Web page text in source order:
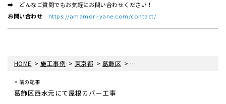
➡ どんなご質問でもお気軽にお問い合わせください！
お問い合わせ
https://amamori-yane.com/contact/
HOME >施工事例 > 東京都 > 葛飾区 > 葛飾区東金町にて外壁屋根塗装
< 前の記事
葛飾区西水元にて屋根カバー工事